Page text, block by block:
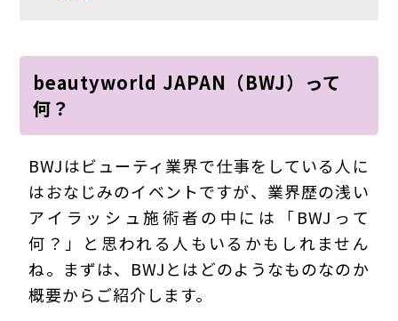
beautyworld JAPAN（BWJ）って
何？
BWJはビューティ業界で仕事をしている人に
はおなじみのイベントですが、業界歴の浅い
アイラッシュ施術者の中には「BWJって
何？」と思われる人もいるかもしれません
ね。まずは、BWJとはどのようなものなのか
概要からご紹介します。